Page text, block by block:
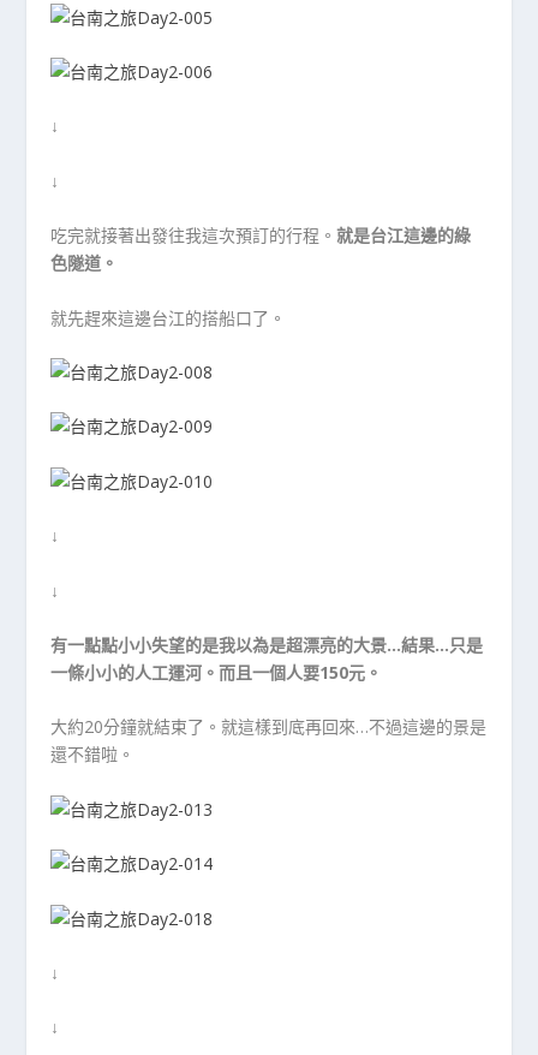
↓
↓
吃完就接著出發往我這次預訂的行程。就是台江這邊的綠
色隧道。
就先趕來這邊台江的搭船口了。
↓
↓
有一點點小小失望的是我以為是超漂亮的大景…結果…只是
一條小小的人工運河。而且一個人要150元。
大約20分鐘就結束了。就這樣到底再回來…不過這邊的景是
還不錯啦。
↓
↓